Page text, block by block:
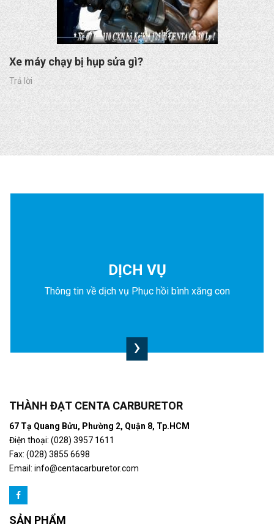
Xe máy chạy bị hụp sửa gì?
Trả lời
DỊCH VỤ
Thông tin về dịch vụ Phục hồi bình xăng con
›
THÀNH ĐẠT CENTA CARBURETOR
67 Tạ Quang Bửu, Phường 2, Quận 8, Tp.HCM
Điện thoại: (028) 3957 1611
Fax: (028) 3855 6698
Email: info@centacarburetor.com
SẢN PHẨM